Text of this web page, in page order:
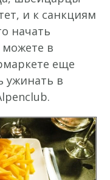
и к санкциям
начать
в
еще
ужинать в